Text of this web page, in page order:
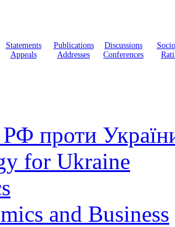
Statements
Appeals
Publications
Addresses
Discussions
Conferences
РФ проти
for Ukraine
and Business